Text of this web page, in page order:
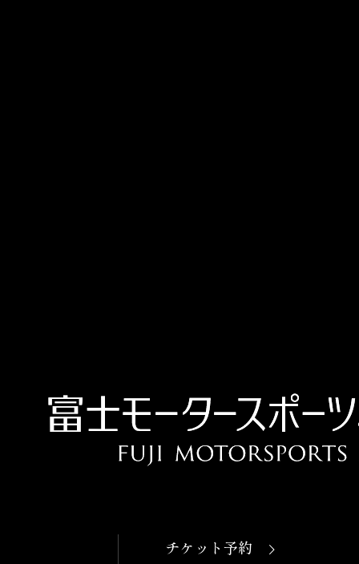
本日開館